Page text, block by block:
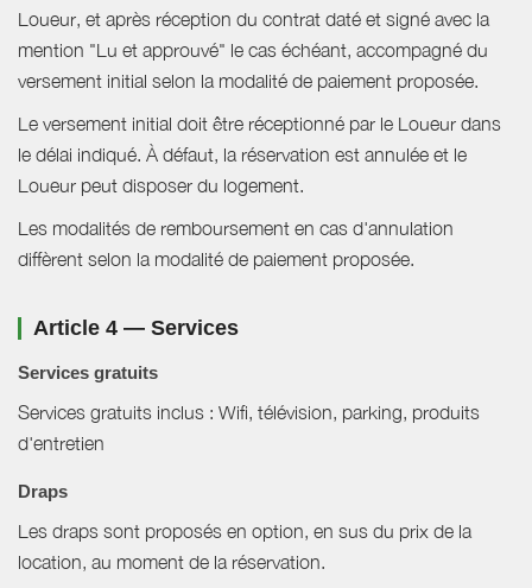
Loueur, et après réception du contrat daté et signé avec la
mention "Lu et approuvé" le cas échéant, accompagné du
versement initial selon la modalité de paiement proposée.
Le versement initial doit être réceptionné par le Loueur dans
le délai indiqué. À défaut, la réservation est annulée et le
Loueur peut disposer du logement.
Les modalités de remboursement en cas d'annulation
diffèrent selon la modalité de paiement proposée.
Article 4 — Services
Services gratuits
Services gratuits inclus : Wifi, télévision, parking, produits
d'entretien
Draps
Les draps sont proposés en option, en sus du prix de la
location, au moment de la réservation.